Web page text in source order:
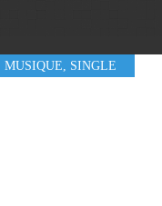
MUSIQUE, SINGLE